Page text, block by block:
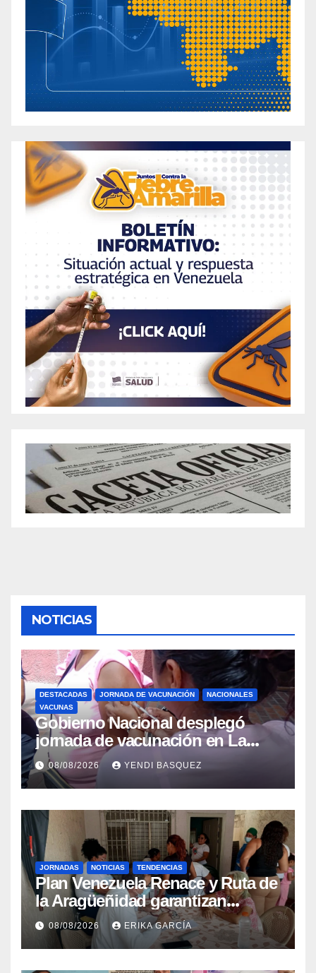
NOTICIAS
DESTACADAS JORNADA DE VACUNACIÓN
NACIONALES
VACUNAS
Gobierno Nacional desplegó
jornada de vacunación en La
Guaira para garantizar protección
epidemiológica
08/08/2026 YENDI BASQUEZ
JORNADAS NOTICIAS TENDENCIAS
Plan Venezuela Renace y Ruta de
la Aragüeñidad garantizan
atención médica integral en
Aragua
08/08/2026 ERIKA GARCÍA